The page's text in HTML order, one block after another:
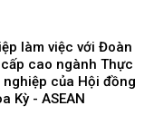
làm việc với Đoàn
cao ngành Thực
nghiệp của Hội đồng
Kỳ - ASEAN